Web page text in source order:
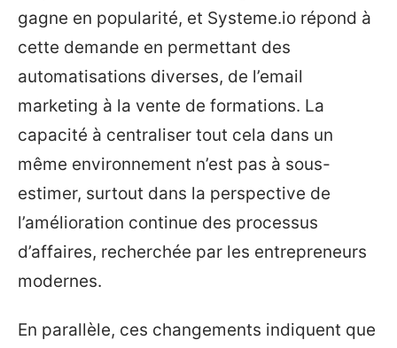
gagne en popularité, et Systeme.io répond à
cette demande en permettant des
automatisations diverses, de l’email
marketing à la vente de formations. La
capacité à centraliser tout cela dans un
même environnement n’est pas à sous-
estimer, surtout dans la perspective de
l’amélioration continue des processus
d’affaires, recherchée par les entrepreneurs
modernes.
En parallèle, ces changements indiquent que